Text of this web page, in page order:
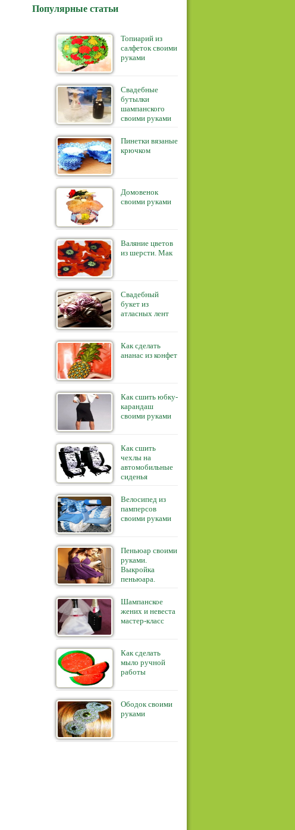
Популярные статьи
Топиарий из
салфеток своими
руками
Свадебные
бутылки
шампанского
своими руками
Пинетки вязаные
крючком
Домовенок
своими руками
Валяние цветов
из шерсти. Мак
Свадебный
букет из
атласных лент
Как сделать
ананас из конфет
Как сшить юбку-
карандаш
своими руками
Как сшить
чехлы на
автомобильные
сиденья
Велосипед из
памперсов
своими руками
Пеньюар своими
руками.
Выкройка
пеньюара.
Шампанское
жених и невеста
мастер-класс
Как сделать
мыло ручной
работы
Ободок своими
руками